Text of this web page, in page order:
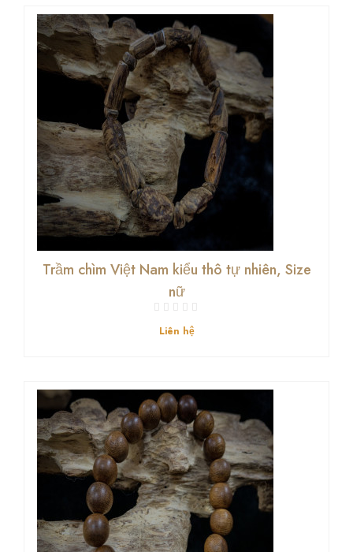
Trầm chìm Việt Nam kiểu thô tự nhiên, Size
nữ
Liên hệ